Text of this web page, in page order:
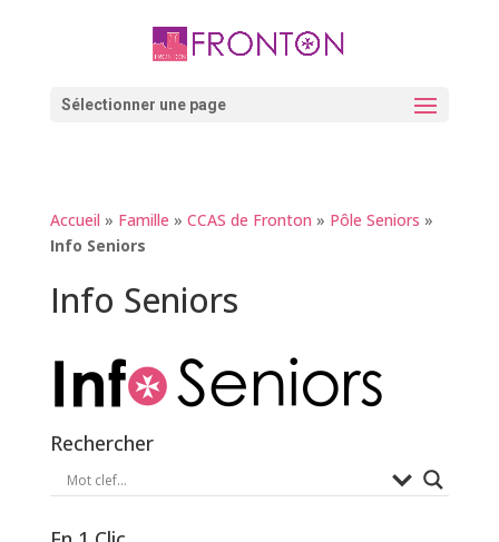
Sélectionner une page
Accueil » Famille » CCAS de Fronton » Pôle Seniors »
Info Seniors
Info Seniors
Rechercher